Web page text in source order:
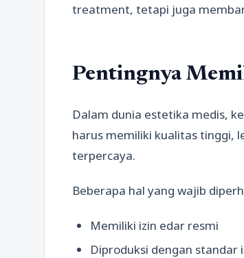
treatment, tetapi juga
Pentingnya
Dalam dunia estetika medis,
harus memiliki kualitas tinggi,
terpercaya.
Beberapa hal yang wajib
Memiliki izin edar resmi
Diproduksi dengan standar